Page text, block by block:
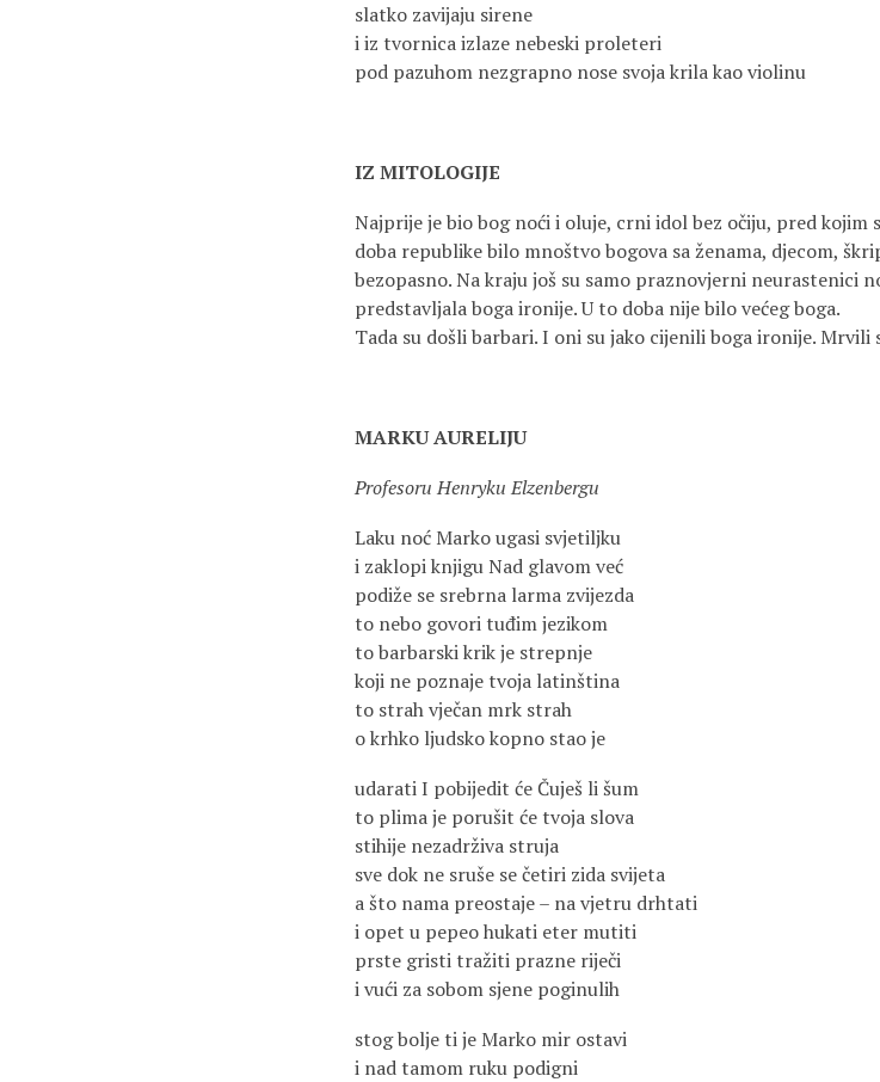
slatko zavijaju sirene
i iz tvornica izlaze nebeski proleteri
pod pazuhom nezgrapno nose svoja krila kao violinu
IZ MITOLOGIJE
Najprije je bio bog noći i oluje, crni idol bez očiju, pred kojim
doba republike bilo mnoštvo bogova sa ženama, djecom,
bezopasno. Na kraju još su samo praznovjerni neurastenici
predstavljala boga ironije. U to doba nije bilo većeg boga.
Tada su došli barbari. I oni su jako cijenili boga ironije.
MARKU AURELIJU
Profesoru Henryku Elzenbergu
Laku noć Marko ugasi svjetiljku
i zaklopi knjigu Nad glavom već
podiže se srebrna larma zvijezda
to nebo govori tuđim jezikom
to barbarski krik je strepnje
koji ne poznaje tvoja latinština
to strah vječan mrk strah
o krhko ljudsko kopno stao je
udarati I pobijedit će Čuješ li šum
to plima je porušit će tvoja slova
stihije nezadrživa struja
sve dok ne sruše se četiri zida svijeta
a što nama preostaje – na vjetru drhtati
i opet u pepeo hukati eter mutiti
prste gristi tražiti prazne riječi
i vući za sobom sjene poginulih
stog bolje ti je Marko mir ostavi
i nad tamom ruku podigni